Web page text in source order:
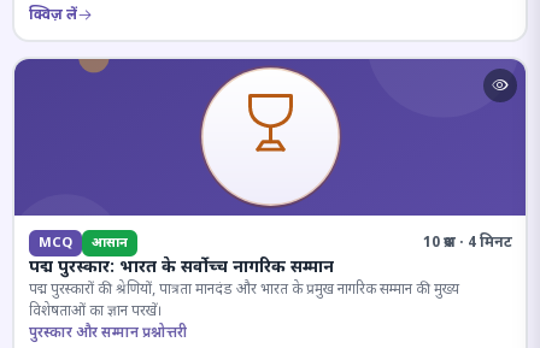
क्विज़ लें
MCQ आसान 10 प्रश्न · 4 मिनट
पद्म पुरस्कार: भारत के सर्वोच्च नागरिक सम्मान
पद्म पुरस्कारों की श्रेणियों, पात्रता मानदंड और भारत के प्रमुख नागरिक सम्मान की मुख्य
विशेषताओं का ज्ञान परखें।
पुरस्कार और सम्मान प्रश्नोत्तरी